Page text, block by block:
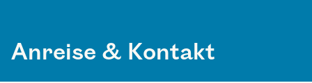
Anreise & Kontakt